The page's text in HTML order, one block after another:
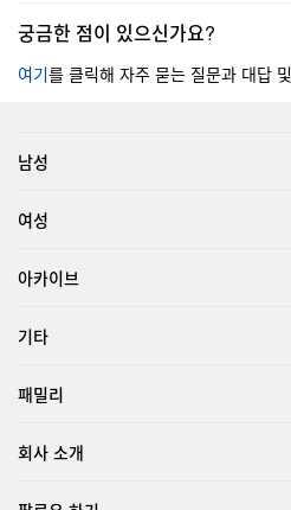
궁금한 점이 있으신가요?
여기를 클릭해 자주 묻는 질문과 대답
남성
여성
아카이브
기타
패밀리
회사 소개